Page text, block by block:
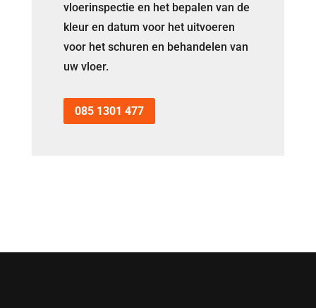
vloerinspectie en het bepalen van de
kleur en datum voor het uitvoeren
voor het schuren en behandelen van
uw vloer.
085 1301 477